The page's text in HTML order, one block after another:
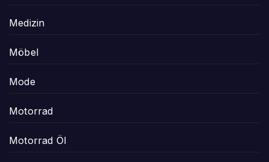
Medizin
Möbel
Mode
Motorrad
Motorrad Öl